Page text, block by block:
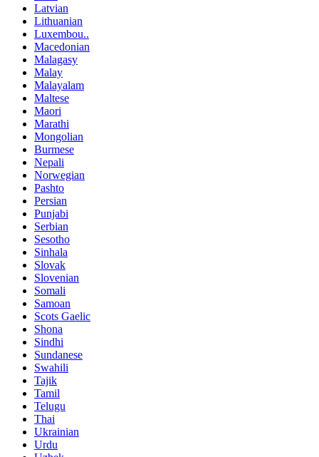
Latvian
Lithuanian
Luxembou..
Macedonian
Malagasy
Malay
Malayalam
Maltese
Maori
Marathi
Mongolian
Burmese
Nepali
Norwegian
Pashto
Persian
Punjabi
Serbian
Sesotho
Sinhala
Slovak
Slovenian
Somali
Samoan
Scots Gaelic
Shona
Sindhi
Sundanese
Swahili
Tajik
Tamil
Telugu
Thai
Ukrainian
Urdu